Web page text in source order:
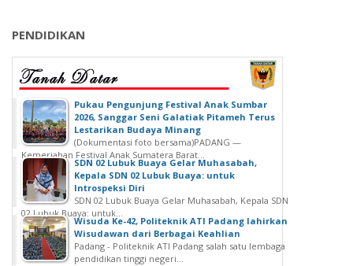
PENDIDIKAN
‎Pukau Pengunjung Festival Anak Sumbar
2026, Sanggar Seni Galatiak Pitameh Terus
Lestarikan Budaya Minang
(Dokumentasi foto bersama)‎‎PADANG —
Kemeriahan Festival Anak Sumatera Barat...
SDN 02 Lubuk Buaya Gelar Muhasabah,
Kepala SDN 02 Lubuk Buaya: untuk
Introspeksi Diri
SDN 02 Lubuk Buaya Gelar Muhasabah, Kepala SDN
02 Lubuk Buaya: untuk...
Wisuda Ke-42, Politeknik ATI Padang lahirkan
Wisudawan dari Berbagai Keahlian
Padang - Politeknik ATI Padang salah satu lembaga
pendidikan tinggi negeri...